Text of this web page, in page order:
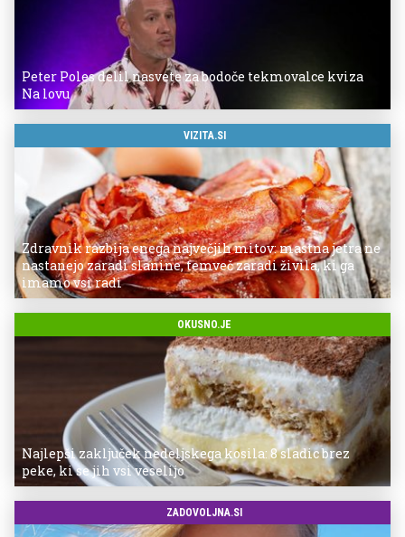
Peter Poles delil nasvete za bodoče tekmovalce kviza
Na lovu
VIZITA.SI
Zdravnik razbija enega največjih mitov: mastna jetra ne
nastanejo zaradi slanine, temveč zaradi živila, ki ga
imamo vsi radi
OKUSNO.JE
Najlepši zaključek nedeljskega kosila: 8 sladic brez
peke, ki se jih vsi veselijo
ZADOVOLJNA.SI